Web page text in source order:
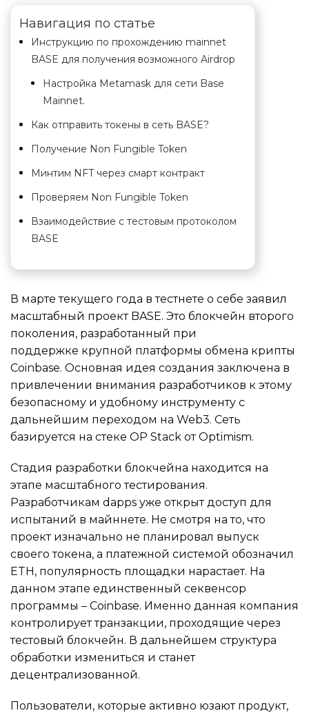
Навигация по статье
Инструкцию по прохождению mainnet
BASE для получения возможного Airdrop
Настройка Metamask для сети Base
Mainnet.
Как отправить токены в сеть BASE?
Получение Non Fungible Token
Минтим NFT через смарт контракт
Проверяем Non Fungible Token
Взаимодействие с тестовым протоколом
BASE
В марте текущего года в тестнете о себе заявил
масштабный проект BASE. Это блокчейн второго
поколения, разработанный при
поддержке крупной платформы обмена крипты
Сoinbase. Основная идея создания заключена в
привлечении внимания разработчиков к этому
безопасному и удобному инструменту с
дальнейшим переходом на Web3. Сеть
базируется на стеке OP Stack от Optimism.
Стадия разработки блокчейна находится на
этапе масштабного тестирования.
Разработчикам dapps уже открыт доступ для
испытаний в майннете. Не смотря на то, что
проект изначально не планировал выпуск
своего токена, а платежной системой обозначил
ETH, популярность площадки нарастает. На
данном этапе единственный секвенсор
программы – Coinbase. Именно данная компания
контролирует транзакции, проходящие через
тестовый блокчейн. В дальнейшем структура
обработки измениться и станет
децентрализованной.
Пользователи, которые активно юзают продукт,